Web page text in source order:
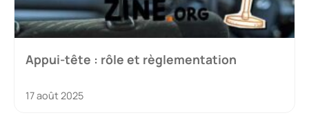
Appui-tête : rôle et règlementation
17 août 2025